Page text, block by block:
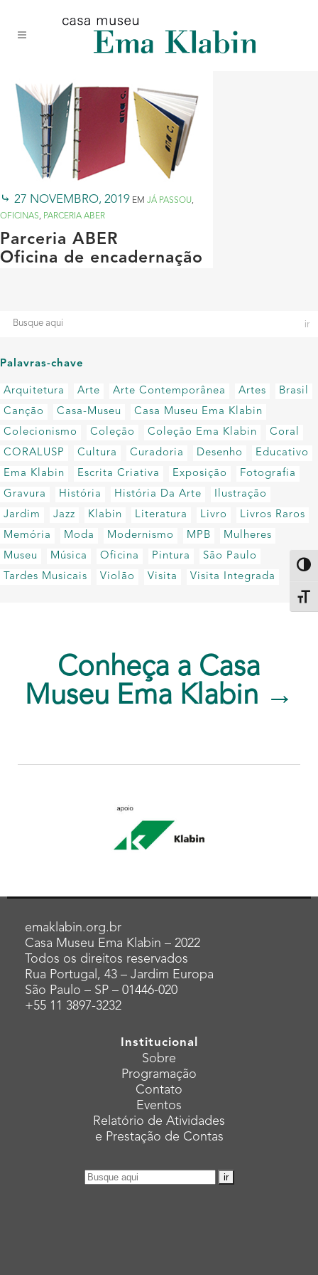
conteúdo
navegação
site
27 NOVEMBRO, 2019 EM JÁ PASSOU,
OFICINAS, PARCERIA ABER
Parceria ABER
Oficina de encadernação
Palavras-chave
Arquitetura Arte Arte Contemporânea Artes
Brasil
Canção
Casa-Museu
Casa Museu Ema Klabin
Colecionismo
Coleção Coleção Ema Klabin
Coral
CORALUSP
Cultura Curadoria Desenho
Educativo
Ema Klabin
Escrita Criativa Exposição
Fotografia
Gravura
História História Da Arte
Ilustração
Jardim
Jazz Klabin Literatura Livro
Livros Raros
Memória
Moda Modernismo MPB
Mulheres
Museu
Música Oficina Pintura
São Paulo
Tardes Musicais
Violão Visita Visita Integrada
Conheça a Casa
Museu Ema Klabin →
emaklabin.org.br
Casa Museu Ema Klabin – 2022
Todos os direitos reservados
Rua Portugal, 43 – Jardim Europa
São Paulo – SP – 01446-020
+55 11 3897-3232
Institucional
Sobre
Programação
Contato
Eventos
Relatório de Atividades
e Prestação de Contas